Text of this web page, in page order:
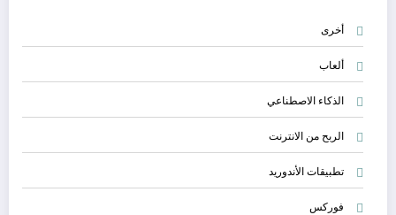
أخرى
ألعاب
الذكاء الاصطناعي
الربح من الانترنت
تطبيقات الأندوريد
فوركس